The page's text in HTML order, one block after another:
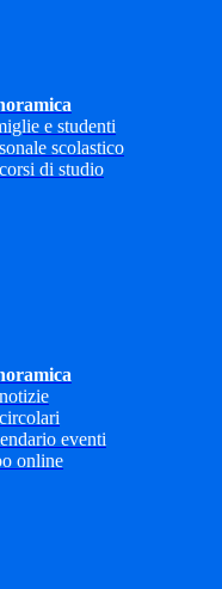
e studenti
scolastico
di studio
eventi
online